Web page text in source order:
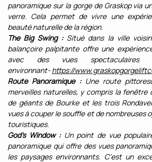
panoramique sur la gorge de Graskop via
verre. Cela permet de vivre une
beauté naturelle de la région.
The Big Swing :Situé dans la ville
balançoire palpitante offre une
avec des vues
environnant-https://
Route Panoramique :Une route
merveilles naturelles, y compris la fenêtre
de géants de Bourke et les trois
vues à couper le souffle et de nombreuses
touristiques.
God's Window :Un point de vue
panoramique qui offre des vues
les paysages environnants. C'est un